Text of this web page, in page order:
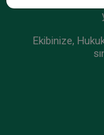
IV. Ticaret
Ekibinize,